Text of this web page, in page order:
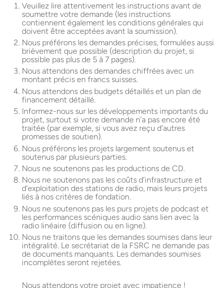
Veuillez lire attentivement les instructions avant de
soumettre votre demande (les instructions
contiennent également les conditions générales qui
doivent être acceptées avant la soumission).
Nous préférons les demandes précises, formulées aussi
brièvement que possible (description du projet, si
possible pas plus de 5 à 7 pages).
Nous attendons des demandes chiffrées avec un
montant précis en francs suisses.
Nous attendons des budgets détaillés et un plan de
financement détaillé.
Informez-nous sur les développements importants du
projet, surtout si votre demande n’a pas encore été
traitée (par exemple, si vous avez reçu d’autres
promesses de soutien).
Nous préférons les projets largement soutenus et
soutenus par plusieurs parties.
Nous ne soutenons pas les productions de CD.
Nous ne soutenons pas les coûts d’infrastructure et
d’exploitation des stations de radio, mais leurs projets
liés à nos critères de fondation.
Nous ne soutenons pas les purs projets de podcast et
les performances scéniques audio sans lien avec la
radio linéaire (diffusion ou en ligne).
Nous ne traitons que les demandes soumises dans leur
intégralité. Le secrétariat de la FSRC ne demande pas
de documents manquants. Les demandes soumises
incomplètes seront rejetées.
Nous attendons votre projet avec impatience !